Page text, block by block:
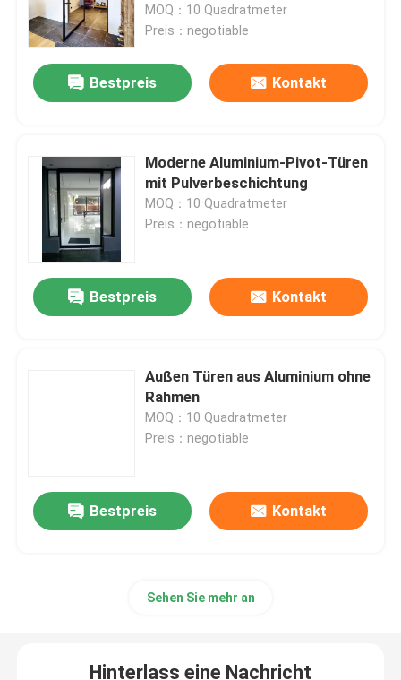
MOQ：10 Quadratmeter
Preis：negotiable
Bestpreis Kontakt
Moderne Aluminium-Pivot-Türen
mit Pulverbeschichtung
MOQ：10 Quadratmeter
Preis：negotiable
Bestpreis Kontakt
Außen Türen aus Aluminium ohne
Rahmen
MOQ：10 Quadratmeter
Preis：negotiable
Bestpreis Kontakt
Sehen Sie mehr an
Hinterlass eine Nachricht